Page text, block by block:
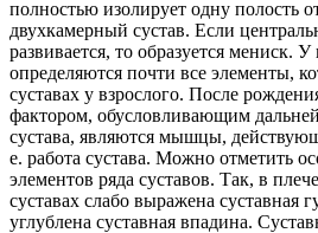
полностью изолирует одну полость
двухкамерный сустав. Если
развивается, то образуется мениск.
определяются почти все элементы,
суставах у взрослого. После
фактором, обусловливающим
сустава, являются мышцы,
е. работа сустава. Можно отметить
элементов ряда суставов. Так, в
суставах слабо выражена суставная
углублена суставная впадина.